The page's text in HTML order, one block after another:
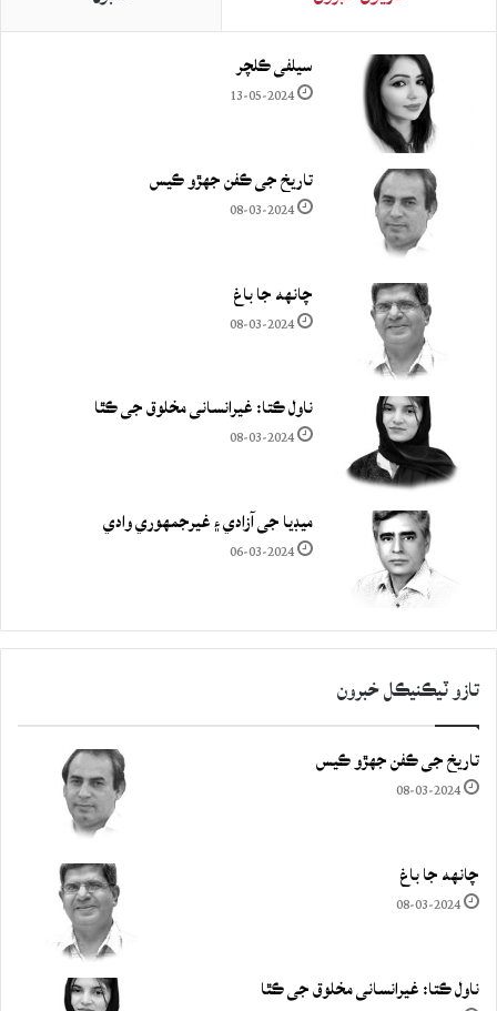
سيلفي ڪلچر
13-05-2024
تاريخ جي ڪفن جھڙو ڪيس
08-03-2024
چانهه جا باغ
08-03-2024
ناول ڪتا: غيرانساني مخلوق جي ڪٿا
08-03-2024
ميڊيا جي آزادي ۽ غيرجمھوري وادي
06-03-2024
تازو ٽيڪنيڪل خبرون
تاريخ جي ڪفن جھڙو ڪيس
08-03-2024
چانهه جا باغ
08-03-2024
ناول ڪتا: غيرانساني مخلوق جي ڪٿا